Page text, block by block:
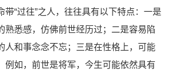
带“过往”之人，往往具有以下特点：一是
熟悉感，仿佛前世经历过；二是容易陷
人和事念念不忘；三是在性格上，可能
例如，前世是将军，今生可能依然具有